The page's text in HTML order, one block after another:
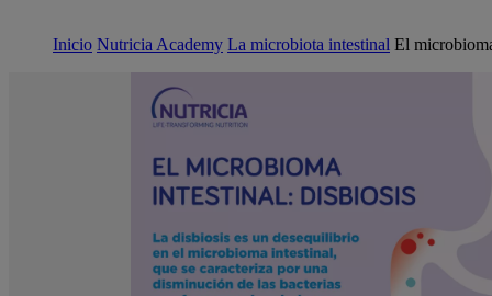
Inicio Nutricia Academy La microbiota intestinal El